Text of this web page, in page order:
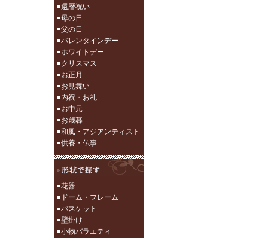
還暦祝い
母の日
父の日
バレンタインデー
ホワイトデー
クリスマス
お正月
お見舞い
内祝・お礼
お中元
お歳暮
和風・アジアンティスト
供養・仏事
花器
ドーム・フレーム
バスケット
壁掛け
小物バラエティ